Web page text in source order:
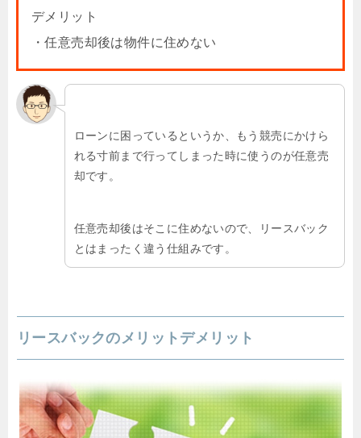
デメリット
・任意売却後は物件に住めない
ローンに困っているというか、もう競売にかけら
れる寸前まで行ってしまった時に使うのが任意売
却です。
任意売却後はそこに住めないので、リースバック
とはまったく違う仕組みです。
リースバックのメリットデメリット